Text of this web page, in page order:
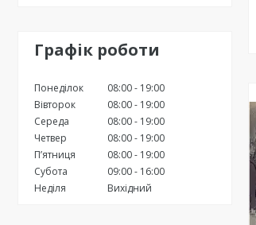
Графік роботи
Понеділок 08:00
19:00
Вівторок
08:00
19:00
Середа
08:00
19:00
Четвер
08:00
19:00
Пʼятниця
08:00
19:00
Субота
09:00
16:00
Неділя
Вихідний